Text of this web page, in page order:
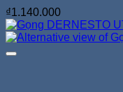
₫1.140.000